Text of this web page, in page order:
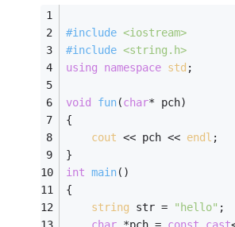
#include <iostream>
#include <string.h>
using
namespace std ;
void fun(char* pch)
{
cout << pch << endl ;
}
int main()
{
string str = "hello" ;